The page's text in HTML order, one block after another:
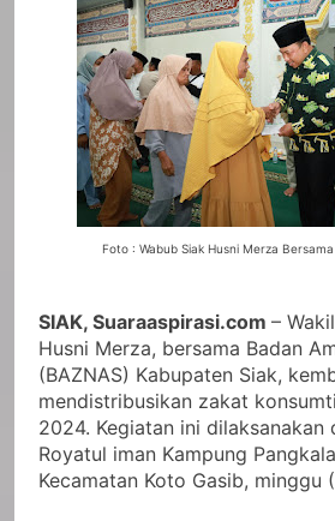
Foto : Wabub Siak Husni Merza
SIAK, Suaraaspirasi.com –
Husni Merza, bersama Badan
(BAZNAS) Kabupaten Siak,
mendistribusikan zakat
2024. Kegiatan ini dilaksanakan
Royatul iman Kampung
Kecamatan Koto Gasib, minggu